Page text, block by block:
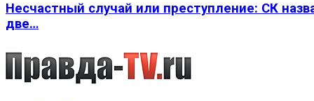
Несчастный случай или преступление: СК
две…